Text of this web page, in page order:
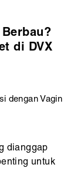
di DVX
dengan Vagin
dianggap
untuk